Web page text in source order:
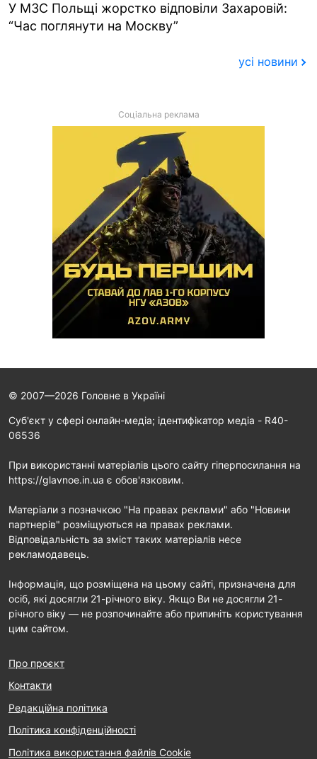
У МЗС Польщі жорстко відповіли Захаровій:
“Час поглянути на Москву”
усі новини
Соціальна реклама
© 2007—2026 Головне в Україні
Cуб'єкт у сфері онлайн-медіа; ідентифікатор медіа - R40-
06536
При використанні матеріалів цього сайту гіперпосилання на
https://glavnoe.in.ua є обов'язковим.
Матеріали з позначкою "На правах реклами" або "Новини
партнерів" розміщуються на правах реклами.
Відповідальність за зміст таких матеріалів несе
рекламодавець.
Інформація, що розміщена на цьому сайті, призначена для
осіб, які досягли 21-річного віку. Якщо Ви не досягли 21-
річного віку — не розпочинайте або припиніть користування
цим сайтом.
Про проєкт
Контакти
Редакційна політика
Політика конфіденційності
Політика використання файлів Cookie